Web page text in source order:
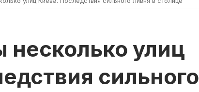
несколько улиц
сильного